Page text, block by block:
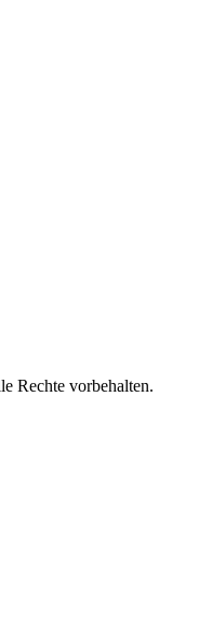
Rechte vorbehalten.